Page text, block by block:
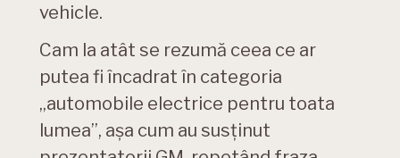
vehicle.
Cam la atât se rezumă ceea ce ar
putea fi încadrat în categoria
„automobile electrice pentru toata
lumea”, așa cum au susținut